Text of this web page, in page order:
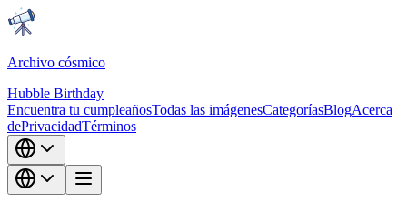
Archivo cósmico
Hubble Birthday
Encuentra tu cumpleañosTodas las imágenesCategoríasBlogAcerca
dePrivacidadTérminos